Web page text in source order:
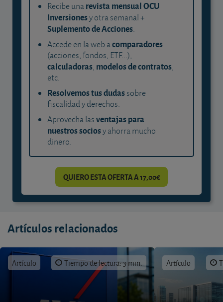
Recibe unarevista mensual OCU
Inversionesy otra semanal +
Suplemento de Acciones.
Accede en la web acomparadores
(acciones, fondos, ETF...),
calculadoras, modelos de contratos,
etc.
Resolvemos tus dudassobre
fiscalidad y derechos.
Aprovecha lasventajas para
nuestros sociosy ahorra mucho
dinero.
QUIERO ESTA OFERTA A 17,00€
Artículos relacionados
Artículo Tiempo de lectura: 3 min. Artículo